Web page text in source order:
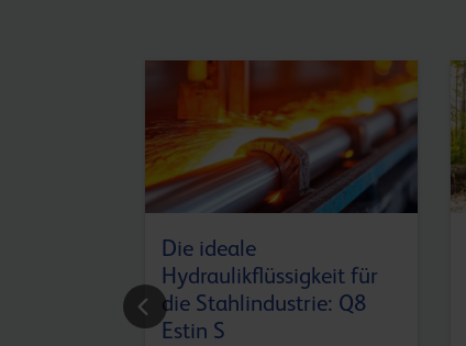
Die ideale
Hydraulikflüssigkeit für
die Stahlindustrie: Q8
Estin S